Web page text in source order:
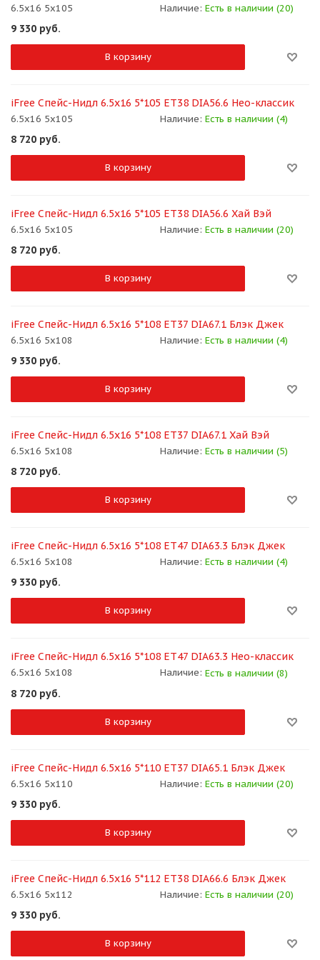
6.5x16 5x105 Наличие: Есть в наличии (20)
9 330 руб.
В корзину
iFree Спейс-Нидл 6.5x16 5*105 ET38 DIA56.6 Нео-классик
6.5x16 5x105 Наличие: Есть в наличии (4)
8 720 руб.
В корзину
iFree Спейс-Нидл 6.5x16 5*105 ET38 DIA56.6 Хай Вэй
6.5x16 5x105 Наличие: Есть в наличии (20)
8 720 руб.
В корзину
iFree Спейс-Нидл 6.5x16 5*108 ET37 DIA67.1 Блэк Джек
6.5x16 5x108 Наличие: Есть в наличии (4)
9 330 руб.
В корзину
iFree Спейс-Нидл 6.5x16 5*108 ET37 DIA67.1 Хай Вэй
6.5x16 5x108 Наличие: Есть в наличии (5)
8 720 руб.
В корзину
iFree Спейс-Нидл 6.5x16 5*108 ET47 DIA63.3 Блэк Джек
6.5x16 5x108 Наличие: Есть в наличии (4)
9 330 руб.
В корзину
iFree Спейс-Нидл 6.5x16 5*108 ET47 DIA63.3 Нео-классик
6.5x16 5x108 Наличие: Есть в наличии (8)
8 720 руб.
В корзину
iFree Спейс-Нидл 6.5x16 5*110 ET37 DIA65.1 Блэк Джек
6.5x16 5x110 Наличие: Есть в наличии (20)
9 330 руб.
В корзину
iFree Спейс-Нидл 6.5x16 5*112 ET38 DIA66.6 Блэк Джек
6.5x16 5x112 Наличие: Есть в наличии (20)
9 330 руб.
В корзину